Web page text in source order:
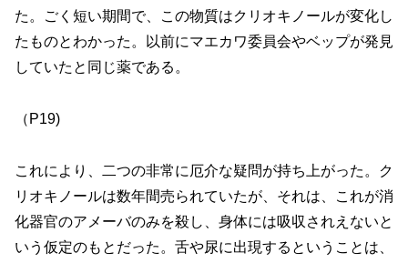
た。ごく短い期間で、この物質はクリオキノールが変化し
たものとわかった。以前にマエカワ委員会やベップが発見
していたと同じ薬である。
（P19)
これにより、二つの非常に厄介な疑問が持ち上がった。ク
リオキノールは数年間売られていたが、それは、これが消
化器官のアメーバのみを殺し、身体には吸収されえないと
いう仮定のもとだった。舌や尿に出現するということは、